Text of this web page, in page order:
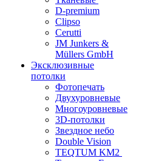
D-premium
Clipso
Cerutti
JM Junkers &
Müllers GmbH
Эксклюзивные
потолки
Фотопечать
Двухуровневые
Многоуровневые
3D-потолки
Звездное небо
Double Vision
TEQTUM KM2